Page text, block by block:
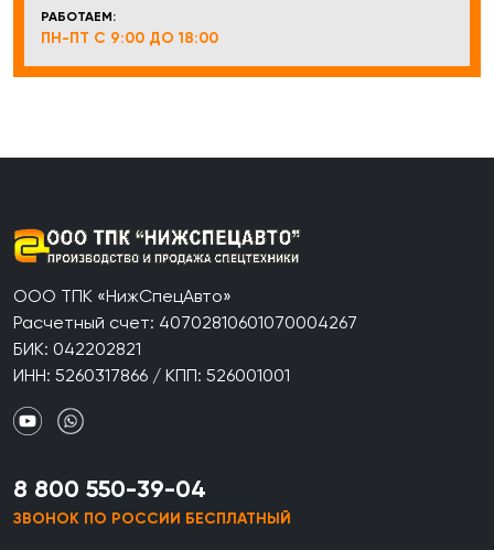
РАБОТАЕМ:
ПН-ПТ С 9:00 ДО 18:00
ООО ТПК «НижСпецАвто»
Расчетный счет: 40702810601070004267
БИК: 042202821
ИНН: 5260317866 / КПП: 526001001
8 800 550-39-04
ЗВОНОК ПО РОССИИ БЕСПЛАТНЫЙ